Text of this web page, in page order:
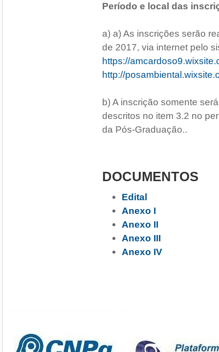
Período e local das
a) a) As inscrições serão
de 2017, via internet pelo
https://
http://
b) A inscrição somente
descritos no item 3.2 no
da Pós-Graduação..
DOCUMENTOS
Edital
Anexo I
Anexo II
Anexo III
Anexo IV